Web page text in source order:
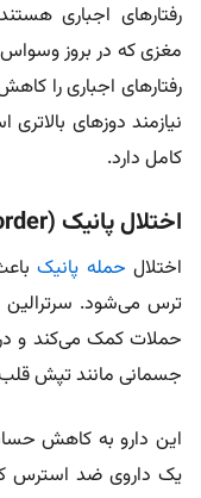
رفتارهای اجباری
مغزی که در بروز وسواس
رفتارهای اجباری را
نیازمند دوزهای
کامل دارد.
اختلال پانیک (Panic Disorder)
اختلال حمله پانیک
ترس می‌شود. سرترالین
حملات کمک می‌کند و
جسمانی مانند تپش
این دارو به کاهش
یک داروی ضد استرس